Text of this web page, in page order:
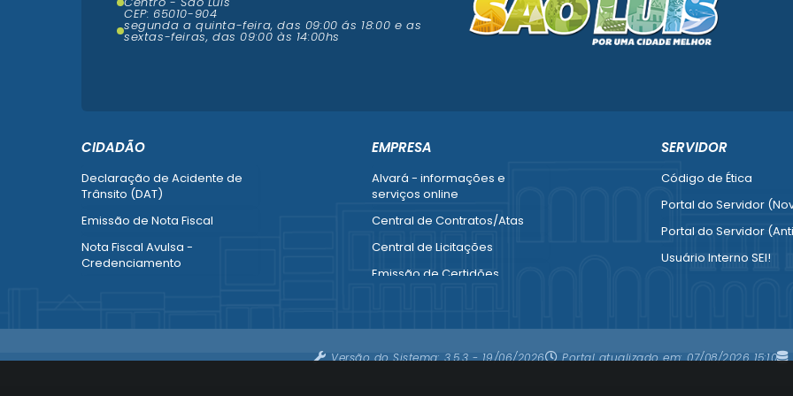
CIDADÃO
Declaração de Acidente de
Trânsito (DAT)
Emissão de Nota Fiscal
Nota Fiscal Avulsa -
Credenciamento
Ver mais serviços do Cidadão
EMPRESA
Alvará - informações e
serviços online
Central de Contratos/Atas
Central de Licitações
Emissão de Certidões
Empresa
SERVIDOR
Código de Ética
Portal do Servidor
Portal do Servidor
Usuário Interno SEI!
Manual de Gestão
CEP: 65010-904
segunda a quinta-feira, das 09:00 ás 18:00 e as
sextas-feiras, das 09:00 às 14:00hs
Versão do Sistema:3.5.3 - 19/06/2026 Portal atualizado em:07/08/2026 15:10